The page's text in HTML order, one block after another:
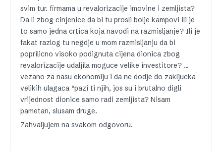
svim tur. firmama u revalorizacije imovine i zemljista?
Da li zbog cinjenice da bi tu prosli bolje kampovi ili je
to samo jedna crtica koja navodi na razmisljanje? Ili je
fakat razlog tu negdje u mom razmisljanju da bi
poprilicno visoko podignuta cijena dionica zbog
revalorizacije udaljila moguce velike investitore? …
vezano za nasu ekonomiju i da ne dodje do zakljucka
velikih ulagaca “pazi ti njih, jos su i brutalno digli
vrijednost dionice samo radi zemljista? Nisam
pametan, slusam druge.
Zahvaljujem na svakom odgovoru.